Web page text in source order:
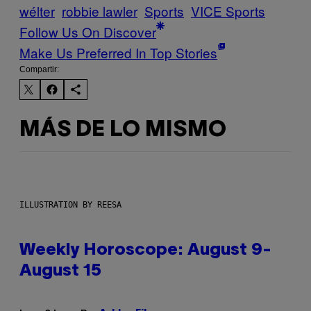
wélter robbie lawler Sports VICE Sports
Follow Us On Discover
Make Us Preferred In Top Stories
Compartir:
MÁS DE LO MISMO
ILLUSTRATION BY REESA
Weekly Horoscope: August 9-
August 15